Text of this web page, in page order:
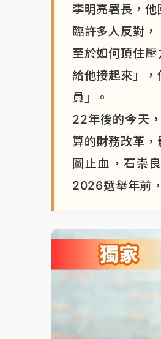
李明亮署長，
臨許多人反對，
至於如何頂住
給他接起來」
員」。
22年後的今天
算的財務改革
圖止血，石崇
2026選舉年前